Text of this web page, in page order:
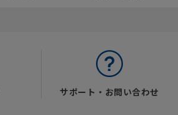
サポート・お問い合わせ